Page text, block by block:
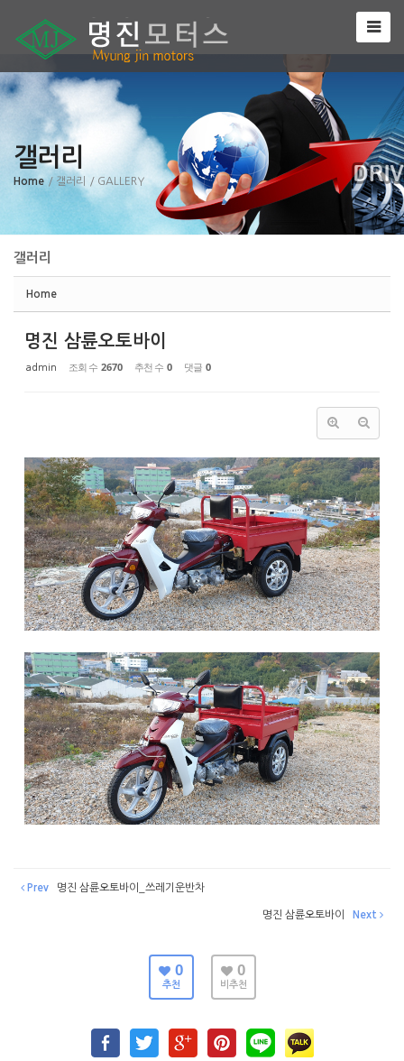
갤러리
Home / 갤러리 / GALLERY
갤러리
Home
명진 삼륜오토바이
admin 조회 수 2670 추천 수 0 댓글 0
Prev 명진 삼륜오토바이_쓰레기운반차
명진 삼륜오토바이 Next
0
추천
0
비추천
Sketchbook5, 스케치북5
Sketchbook5, 스케치북5